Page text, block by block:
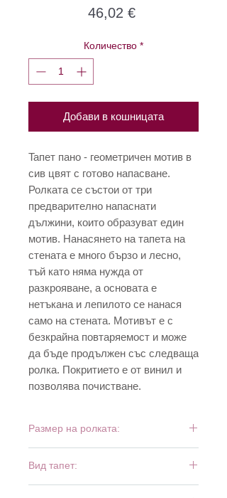
46,02 €Цена
Количество *
Добави в кошницата
Taпет пано - геометричен мотив в
сив цвят с готово напасване.
Ролката се състои от три
предварително напаснати
дължини, които образуват един
мотив. Нанасянето на тапета на
стената е много бързо и лесно,
тъй като няма нужда от
разкрояване, а основата е
нетъкана и лепилото се нанася
само на стената. Мотивът е с
безкрайна повтаряемост и може
да бъде продължен със следваща
ролка. Покритието е от винил и
позволява почистване.
Размер на ролката:
Вид тапет: